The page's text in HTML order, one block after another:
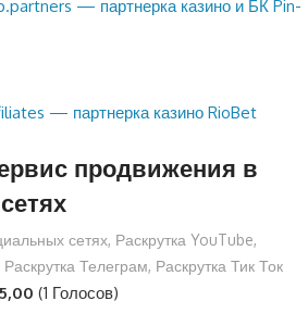
продвижения в
сетях, Раскрутка YouTube,
Раскрутка Телеграм, Раскрутка Тик Ток
5,00 (1 Голосов)
— партнерка казино и БК Pin-
— партнерка казино RioBet